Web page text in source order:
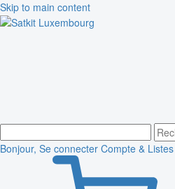
Skip to main content
Bonjour, Se connecter Compte & Listes